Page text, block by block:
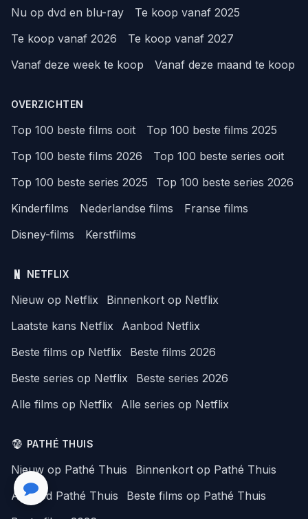
Nu op dvd en blu-ray
Te koop vanaf 2025
Te koop vanaf 2026
Te koop vanaf 2027
Vanaf deze week te koop
Vanaf deze maand te koop
OVERZICHTEN
Top 100 beste films ooit
Top 100 beste films 2025
Top 100 beste films 2026
Top 100 beste series ooit
Top 100 beste series 2025
Top 100 beste series 2026
Kinderfilms
Nederlandse films
Franse films
Disney-films
Kerstfilms
NETFLIX
Nieuw op Netflix
Binnenkort op Netflix
Laatste kans Netflix
Aanbod Netflix
Beste films op Netflix
Beste films 2026
Beste series op Netflix
Beste series 2026
Alle films op Netflix
Alle series op Netflix
PATHÉ THUIS
Nieuw op Pathé Thuis
Binnenkort op Pathé Thuis
Aanbod Pathé Thuis
Beste films op Pathé Thuis